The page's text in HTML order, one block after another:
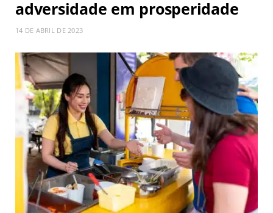
adversidade em prosperidade
14 DE ABRIL DE 2023